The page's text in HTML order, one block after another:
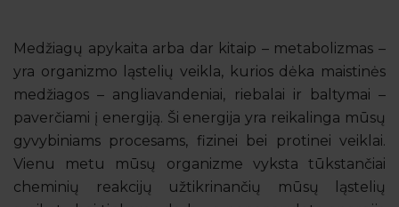
Medžiagų apykaita arba dar kitaip – metabolizmas –
yra organizmo ląstelių veikla, kurios dėka maistinės
medžiagos – angliavandeniai, riebalai ir baltymai –
paverčiami į energiją. Ši energija yra reikalinga mūsų
gyvybiniams procesams, fizinei bei protinei veiklai.
Vienu metu mūsų organizme vyksta tūkstančiai
cheminių reakcijų užtikrinančių mūsų ląstelių